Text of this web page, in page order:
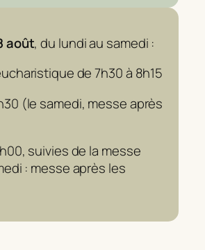
août, du lundi au samedi :
de 7h30 à 8h15
(le samedi, messe après
suivies de la messe
: messe après les